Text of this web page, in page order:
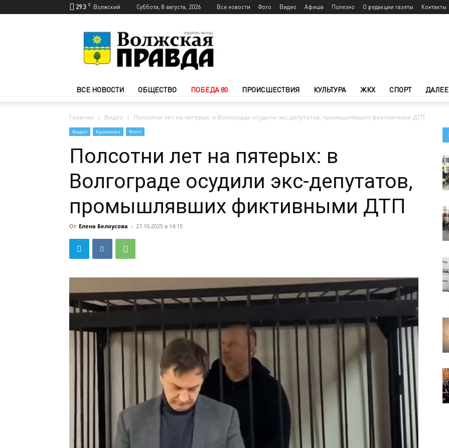
29.3 C Волжский Суббота, 8 августа, 2026 Все новости Фото Видео Афиша Полезно О редакции газеты Контакты
Волжского
—
Волжская
ВСЕ НОВОСТИ ОБЩЕСТВО ПОБЕДА 80 ПРОИСШЕСТВИЯ КУЛЬТУРА ЖКХ СПОРТ ДАЛЕЕ
Главная Видео Полсотни лет на пятерых: в Волгограде осудили экс-депутатов, промышлявших фиктивными ДТП
Видео Криминал Фото
Полсотни лет на пятерых: в
Волгограде осудили экс-депутатов,
промышлявших фиктивными ДТП
От Елена Белоусова - 27.10.2025 в 14:15